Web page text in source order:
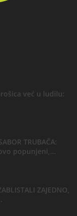
već u ludilu:
TRUBAČA:
popunjeni,...
ZAJEDNO,